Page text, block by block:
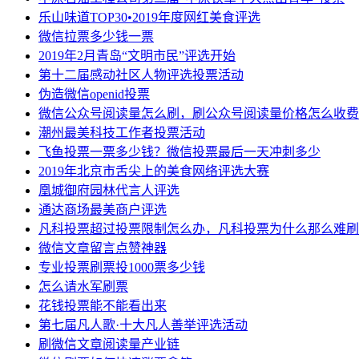
乐山味道TOP30•2019年度网红美食评选
微信拉票多少钱一票
2019年2月青岛“文明市民”评选开始
第十二届感动社区人物评选投票活动
伪造微信openid投票
微信公众号阅读量怎么刷，刷公众号阅读量价格怎么收费
潮州最美科技工作者投票活动
飞鱼投票一票多少钱？微信投票最后一天冲刺多少
2019年北京市舌尖上的美食网络评选大赛
凰城御府园林代言人评选
通达商场最美商户评选
凡科投票超过投票限制怎么办，凡科投票为什么那么难刷
微信文章留言点赞神器
专业投票刷票投1000票多少钱
怎么请水军刷票
花钱投票能不能看出来
第七届凡人歌·十大凡人善举评选活动
刷微信文章阅读量产业链